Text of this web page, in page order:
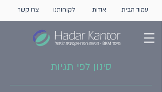
עמוד הבית אודות לקוחותנו צרו קשר
סינון לפי תגיות